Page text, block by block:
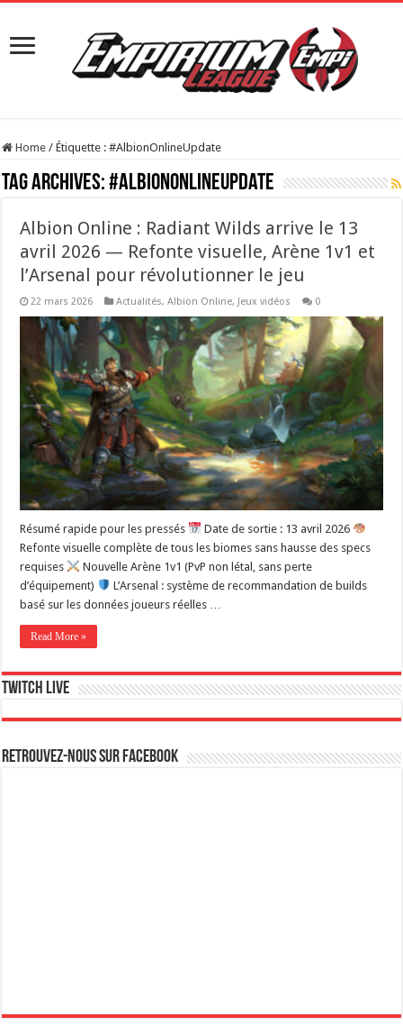
Home / Étiquette :#AlbionOnlineUpdate
Tag Archives:#AlbionOnlineUpdate
Albion Online : Radiant Wilds arrive le 13
avril 2026 — Refonte visuelle, Arène 1v1 et
l’Arsenal pour révolutionner le jeu
22 mars 2026 Actualités,Albion Online, Jeux vidéos 0
Résumé rapide pour les pressés
Date de sortie : 13 avril 2026
Refonte visuelle complète de tous les biomes sans hausse des specs
requises
Nouvelle Arène 1v1 (PvP non létal, sans perte
d’équipement)
L’Arsenal : système de recommandation de builds
basé sur les données joueurs réelles …
Read More »
Twitch live
Retrouvez-nous sur Facebook